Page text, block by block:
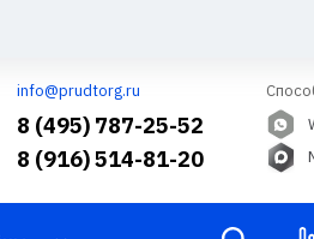
info@prudtorg.ru
8 (495) 787-25-52
8 (916) 514-81-20